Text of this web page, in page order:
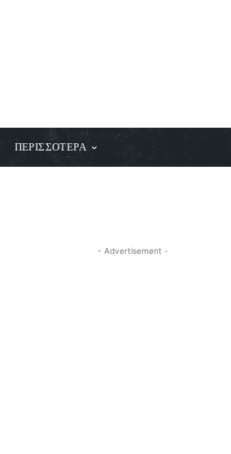
ΠΕΡΙΣΣΟΤΕΡΑ
- Advertisement -